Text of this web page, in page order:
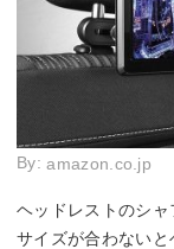
By:amazon.co.jp
ヘッドレストのシャ
サイズが合わない